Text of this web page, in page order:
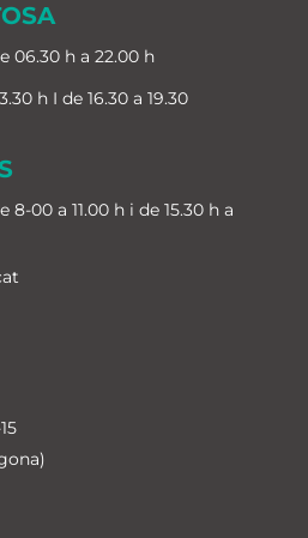
06.30 h a 22.00 h
h I de 16.30 a 19.30
00 a 11.00 h i de 15.30 h a